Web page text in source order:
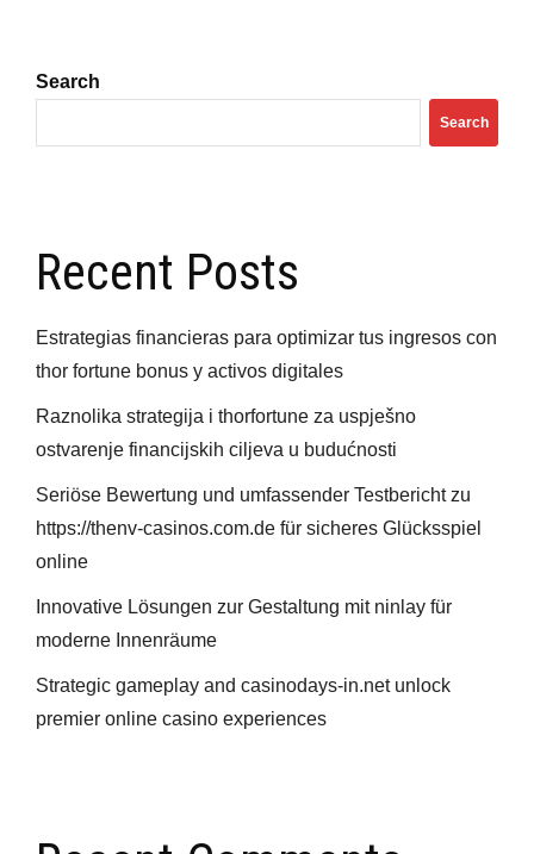
Search
Search
Recent Posts
Estrategias financieras para optimizar tus ingresos con
thor fortune bonus y activos digitales
Raznolika strategija i thorfortune za uspješno
ostvarenje financijskih ciljeva u budućnosti
Seriöse Bewertung und umfassender Testbericht zu
https://thenv-casinos.com.de für sicheres Glücksspiel
online
Innovative Lösungen zur Gestaltung mit ninlay für
moderne Innenräume
Strategic gameplay and casinodays-in.net unlock
premier online casino experiences